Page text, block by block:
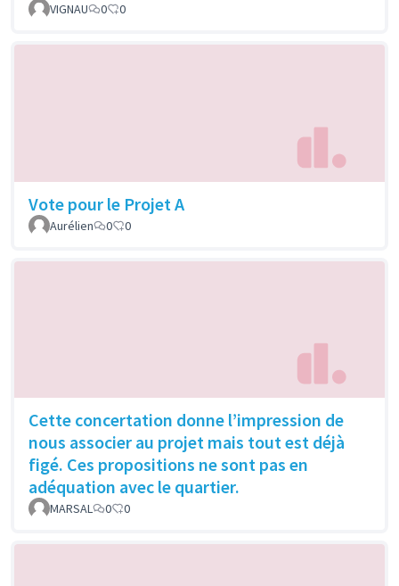
VIGNAU 0 0
Vote pour le Projet A
Aurélien 0 0
Cette concertation donne l’impression de
nous associer au projet mais tout est déjà
figé. Ces propositions ne sont pas en
adéquation avec le quartier.
MARSAL 0 0